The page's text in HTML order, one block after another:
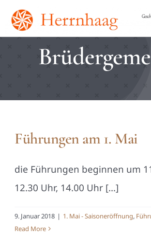
Skip
Verein
Führungen am 1. Mai
die Führungen beginnen um
12.30 Uhr, 14.00 Uhr [...]
9. Januar 2018 | 1. Mai - Saisoneröffnung,
Read More